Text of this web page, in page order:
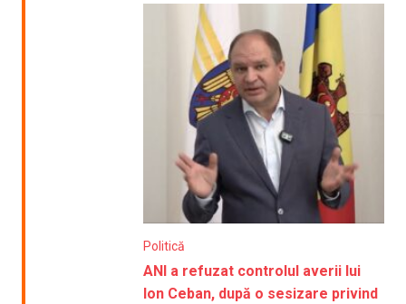
Politică
ANI a refuzat controlul averii lui
Ion Ceban, după o sesizare privind